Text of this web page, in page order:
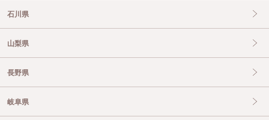
石川県
山梨県
長野県
岐阜県